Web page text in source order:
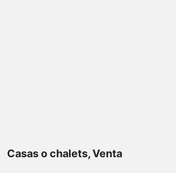
Casas o chalets, Venta